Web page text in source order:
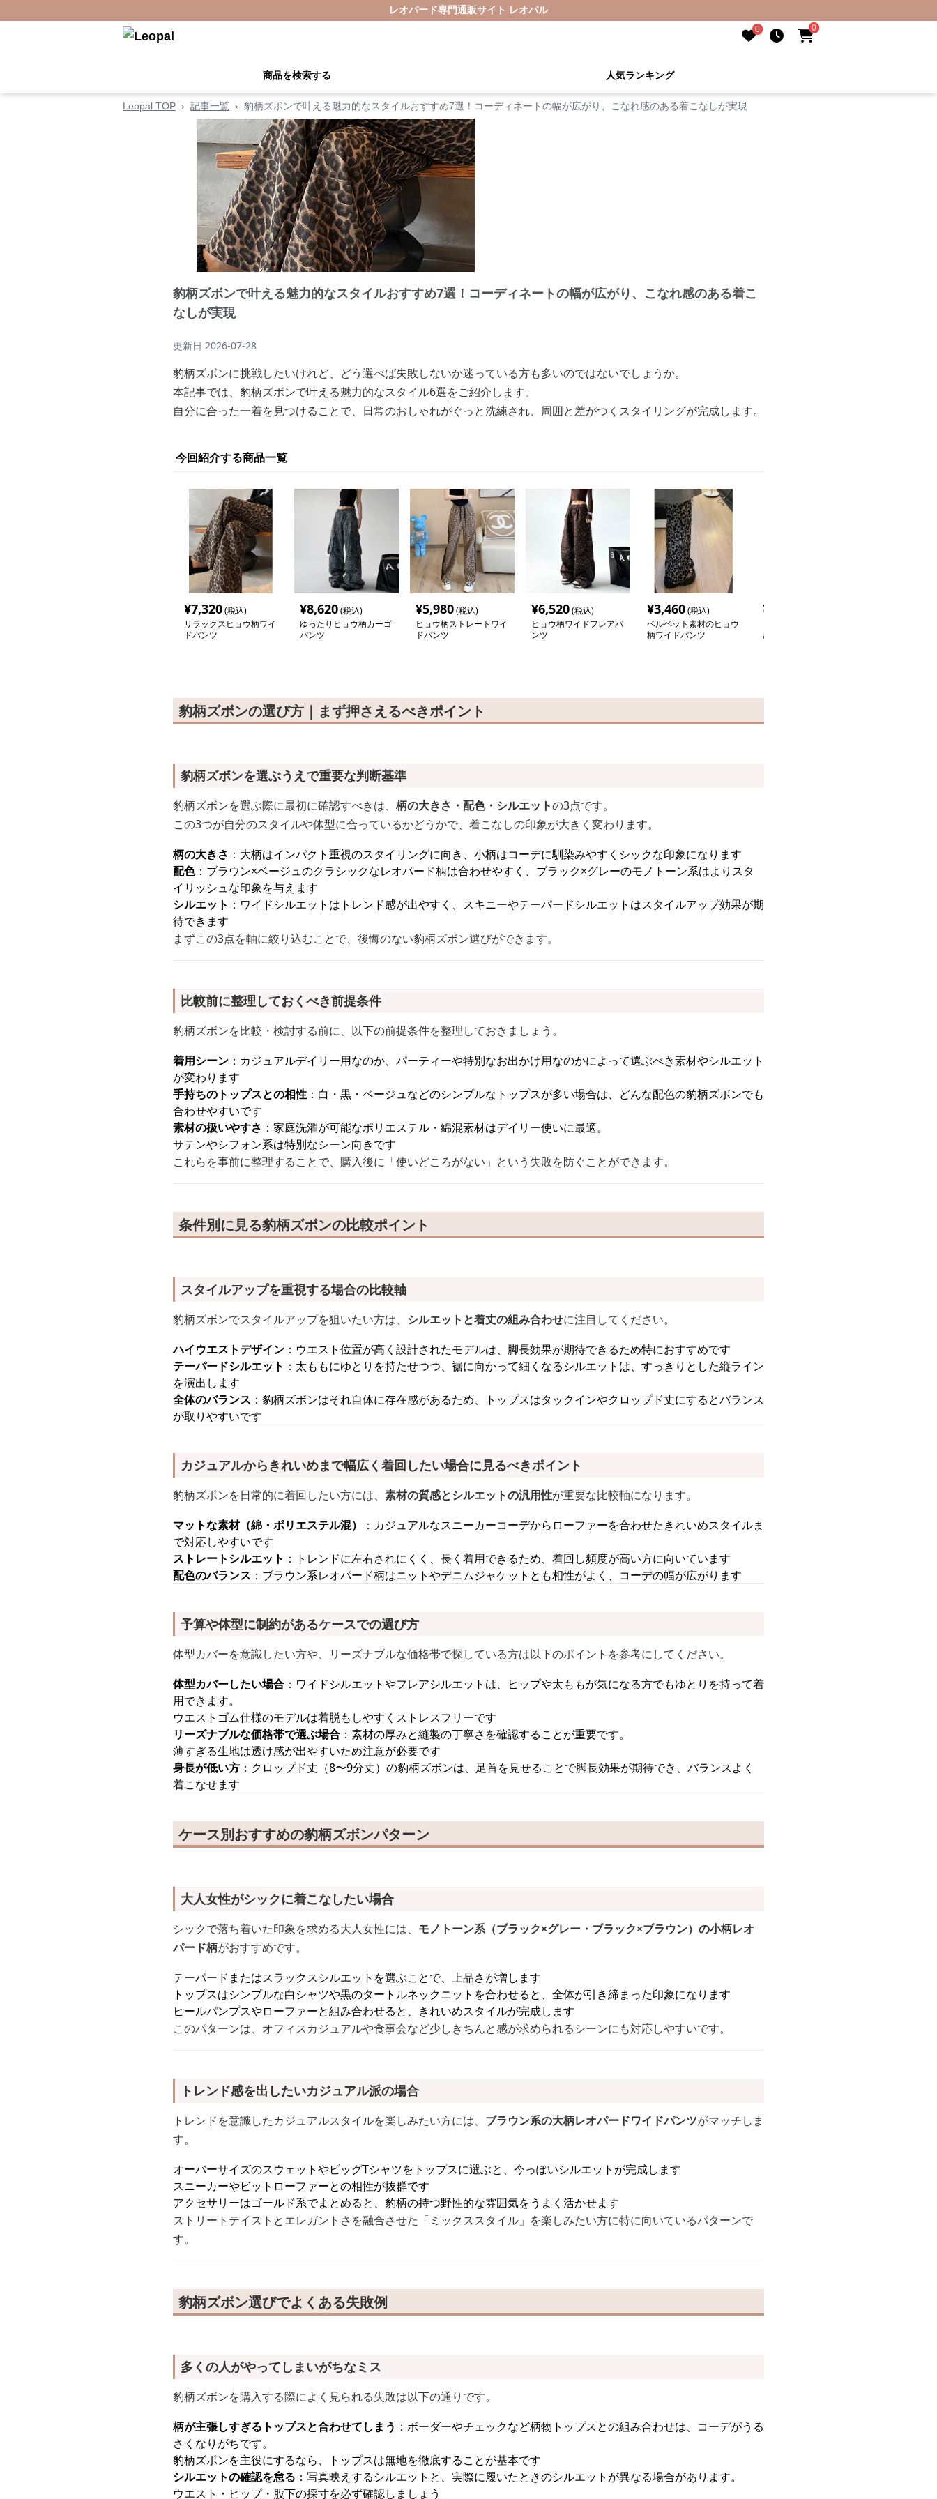
レオパード専門通販サイト レオパル
0 0
商品を検索する 人気ランキング
Leopal TOP › 記事一覧 › 豹柄ズボンで叶える魅力的なスタイルおすすめ7選！コーディネートの幅が広がり、こなれ感のある着こなしが実現
豹柄ズボンで叶える魅力的なスタイルおすすめ7選！コーディネートの幅が広がり、こなれ感のある着こ
なしが実現
更新日 2026-07-28
豹柄ズボンに挑戦したいけれど、どう選べば失敗しないか迷っている方も多いのではないでしょうか。
本記事では、豹柄ズボンで叶える魅力的なスタイル6選をご紹介します。
自分に合った一着を見つけることで、日常のおしゃれがぐっと洗練され、周囲と差がつくスタイリングが完成します。
今回紹介する商品一覧
¥7,320(税込)
リラックスヒョウ柄ワイ
ドパンツ
¥8,620(税込)
ゆったりヒョウ柄カーゴ
パンツ
¥5,980(税込)
ヒョウ柄ストレートワイ
ドパンツ
¥6,520(税込)
ヒョウ柄ワイドフレアパ
ンツ
¥3,460(税込)
ベルベット素材のヒョウ
柄ワイドパンツ
¥
感で、デイリーユースに
豹柄ズボンの選び方｜まず押さえるべきポイント
豹柄ズボンを選ぶうえで重要な判断基準
豹柄ズボンを選ぶ際に最初に確認すべきは、 柄の大きさ・配色・シルエットの3点です。
この3つが自分のスタイルや体型に合っているかどうかで、着こなしの印象が大きく変わります。
柄の大きさ ：大柄はインパクト重視のスタイリングに向き、小柄はコーデに馴染みやすくシックな印象になります
配色：ブラウン×ベージュのクラシックなレオパード柄は合わせやすく、ブラック×グレーのモノトーン系はよりスタ
イリッシュな印象を与えます
シルエット ：ワイドシルエットはトレンド感が出やすく、スキニーやテーパードシルエットはスタイルアップ効果が期
待できます
まずこの3点を軸に絞り込むことで、後悔のない豹柄ズボン選びができます。
比較前に整理しておくべき前提条件
豹柄ズボンを比較・検討する前に、以下の前提条件を整理しておきましょう。
着用シーン ：カジュアルデイリー用なのか、パーティーや特別なお出かけ用なのかによって選ぶべき素材やシルエット
が変わります
手持ちのトップスとの相性 ：白・黒・ベージュなどのシンプルなトップスが多い場合は、どんな配色の豹柄ズボンでも
合わせやすいです
素材の扱いやすさ ：家庭洗濯が可能なポリエステル・綿混素材はデイリー使いに最適。
サテンやシフォン系は特別なシーン向きです
これらを事前に整理することで、購入後に「使いどころがない」という失敗を防ぐことができます。
条件別に見る豹柄ズボンの比較ポイント
スタイルアップを重視する場合の比較軸
豹柄ズボンでスタイルアップを狙いたい方は、 シルエットと着丈の組み合わせに注目してください。
ハイウエストデザイン ：ウエスト位置が高く設計されたモデルは、脚長効果が期待できるため特におすすめです
テーパードシルエット ：太ももにゆとりを持たせつつ、裾に向かって細くなるシルエットは、すっきりとした縦ライン
を演出します
全体のバランス ：豹柄ズボンはそれ自体に存在感があるため、トップスはタックインやクロップド丈にするとバランス
が取りやすいです
カジュアルからきれいめまで幅広く着回したい場合に見るべきポイント
豹柄ズボンを日常的に着回したい方には、 素材の質感とシルエットの汎用性が重要な比較軸になります。
マットな素材（綿・ポリエステル混）
：カジュアルなスニーカーコーデからローファーを合わせたきれいめスタイルま
で対応しやすいです
ストレートシルエット ：トレンドに左右されにくく、長く着用できるため、着回し頻度が高い方に向いています
配色のバランス ：ブラウン系レオパード柄はニットやデニムジャケットとも相性がよく、コーデの幅が広がります
予算や体型に制約があるケースでの選び方
体型カバーを意識したい方や、リーズナブルな価格帯で探している方は以下のポイントを参考にしてください。
体型カバーしたい場合 ：ワイドシルエットやフレアシルエットは、ヒップや太ももが気になる方でもゆとりを持って着
用できます。
ウエストゴム仕様のモデルは着脱もしやすくストレスフリーです
リーズナブルな価格帯で選ぶ場合 ：素材の厚みと縫製の丁寧さを確認することが重要です。
薄すぎる生地は透け感が出やすいため注意が必要です
身長が低い方 ：クロップド丈（8〜9分丈）の豹柄ズボンは、足首を見せることで脚長効果が期待でき、バランスよく
着こなせます
ケース別おすすめの豹柄ズボンパターン
大人女性がシックに着こなしたい場合
シックで落ち着いた印象を求める大人女性には、 モノトーン系（ブラック×グレー・ブラック×ブラウン）の小柄レオ
パード柄がおすすめです。
テーパードまたはスラックスシルエットを選ぶことで、上品さが増します
トップスはシンプルな白シャツや黒のタートルネックニットを合わせると、全体が引き締まった印象になります
ヒールパンプスやローファーと組み合わせると、きれいめスタイルが完成します
このパターンは、オフィスカジュアルや食事会など少しきちんと感が求められるシーンにも対応しやすいです。
トレンド感を出したいカジュアル派の場合
トレンドを意識したカジュアルスタイルを楽しみたい方には、 ブラウン系の大柄レオパードワイドパンツがマッチしま
す。
オーバーサイズのスウェットやビッグTシャツをトップスに選ぶと、今っぽいシルエットが完成します
スニーカーやビットローファーとの相性が抜群です
アクセサリーはゴールド系でまとめると、豹柄の持つ野性的な雰囲気をうまく活かせます
ストリートテイストとエレガントさを融合させた「ミックススタイル」を楽しみたい方に特に向いているパターンで
す。
豹柄ズボン選びでよくある失敗例
多くの人がやってしまいがちなミス
豹柄ズボンを購入する際によく見られる失敗は以下の通りです。
柄が主張しすぎるトップスと合わせてしまう ：ボーダーやチェックなど柄物トップスとの組み合わせは、コーデがうる
さくなりがちです。
豹柄ズボンを主役にするなら、トップスは無地を徹底することが基本です
シルエットの確認を怠る ：写真映えするシルエットと、実際に履いたときのシルエットが異なる場合があります。
ウエスト・ヒップ・股下の採寸を必ず確認しましょう